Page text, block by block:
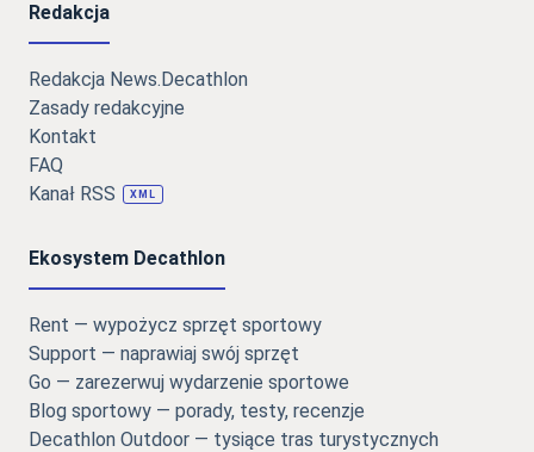
Redakcja
Redakcja News.Decathlon
Zasady redakcyjne
Kontakt
FAQ
Kanał RSS
XML
Ekosystem Decathlon
Rent — wypożycz sprzęt sportowy
Support — naprawiaj swój sprzęt
Go — zarezerwuj wydarzenie sportowe
Blog sportowy — porady, testy, recenzje
Decathlon Outdoor — tysiące tras turystycznych